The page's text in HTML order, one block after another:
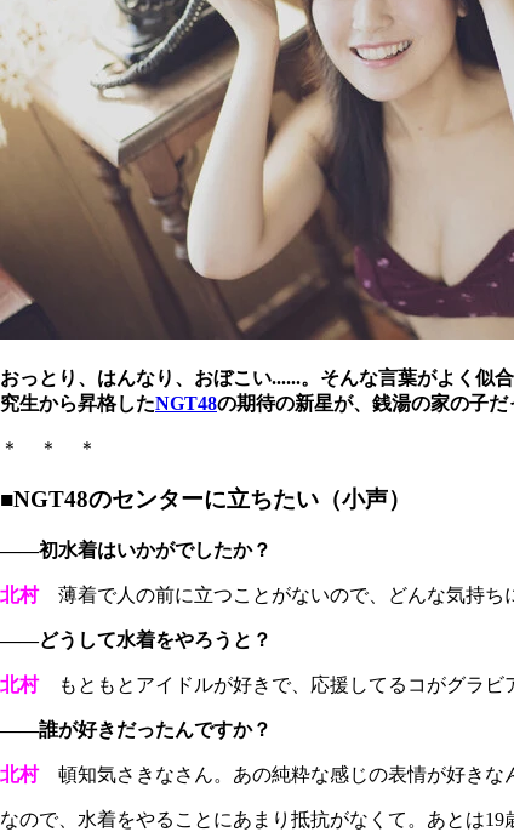
おっとり、はんなり、おぼこい......。そんな言葉がよく似
究生から昇格したNGT48の期待の新星が、銭湯の家の子
＊ ＊ ＊
■NGT48のセンターに立ちたい（小声）
――初水着はいかがでしたか？
北村薄着で人の前に立つことがないので、どんな気持ち
――どうして水着をやろうと？
北村もともとアイドルが好きで、応援してるコがグラビ
――誰が好きだったんですか？
北村頓知気さきなさん。あの純粋な感じの表情が好きな
なので、水着をやることにあまり抵抗がなくて。あとは